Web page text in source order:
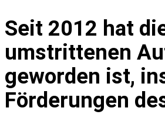
Seit 2012 hat
umstrittenen
geworden ist,
Förderungen